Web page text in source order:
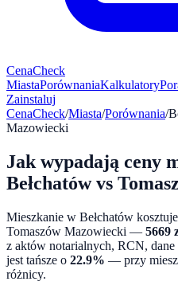
CenaCheck
MiastaPorównaniaKalkulatory
Zainstaluj
CenaCheck/Miasta/Porównania/
Mazowiecki
Jak wypadają ceny
Bełchatówvs
Mieszkanie w Bełchatów
Tomaszów Mazowiecki — 5669
z aktów notarialnych, RCN, dane
jest tańsze o 22.9% — przy
różnicy.